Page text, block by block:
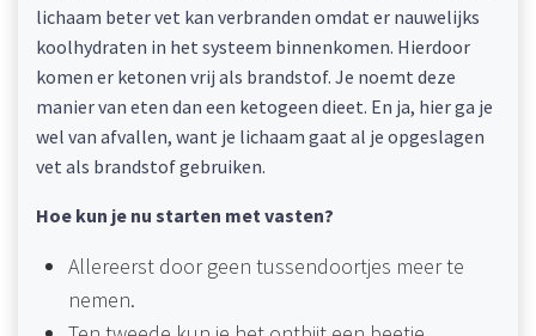
lichaam beter vet kan verbranden omdat er nauwelijks
koolhydraten in het systeem binnenkomen. Hierdoor
komen er ketonen vrij als brandstof. Je noemt deze
manier van eten dan een ketogeen dieet. En ja, hier ga je
wel van afvallen, want je lichaam gaat al je opgeslagen
vet als brandstof gebruiken.
Hoe kun je nu starten met vasten?
Allereerst door geen tussendoortjes meer te
nemen.